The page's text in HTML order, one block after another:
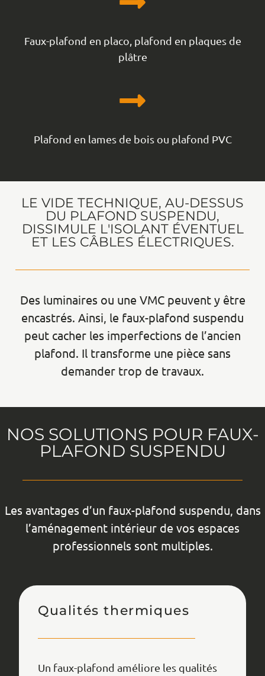
Faux-plafond en placo, plafond en plaques de
plâtre
Plafond en lames de bois ou plafond PVC
LE VIDE TECHNIQUE, AU-DESSUS
DU PLAFOND SUSPENDU,
DISSIMULE L'ISOLANT ÉVENTUEL
ET LES CÂBLES ÉLECTRIQUES.
Des luminaires ou une VMC peuvent y être
encastrés. Ainsi, le faux-plafond suspendu
peut cacher les imperfections de l’ancien
plafond. Il transforme une pièce sans
demander trop de travaux.
NOS SOLUTIONS POUR FAUX-
PLAFOND SUSPENDU
Les avantages d’un faux-plafond suspendu, dans
l’aménagement intérieur de vos espaces
professionnels sont multiples.
Qualités thermiques
Un faux-plafond améliore les qualités